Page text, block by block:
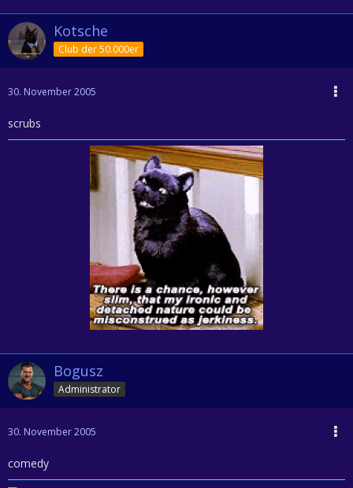
Kotsche
Club der 50.000er
30. November 2005
scrubs
Bogusz
Administrator
30. November 2005
comedy